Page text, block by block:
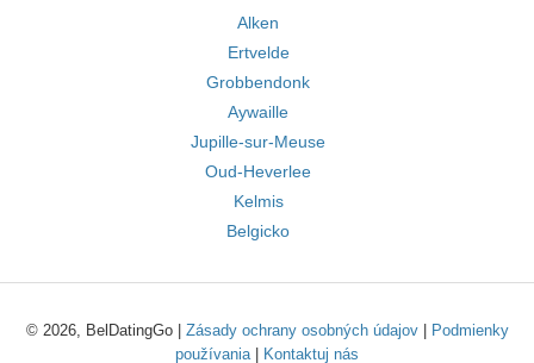
Alken
Ertvelde
Grobbendonk
Aywaille
Jupille-sur-Meuse
Oud-Heverlee
Kelmis
Belgicko
© 2026, BelDatingGo | Zásady ochrany osobných údajov|
Podmienky
používania| Kontaktuj nás